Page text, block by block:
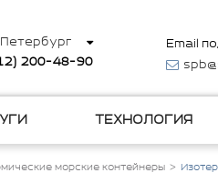
200-48-90
Email
ТЕХНОЛОГИЯ
морские контейнеры